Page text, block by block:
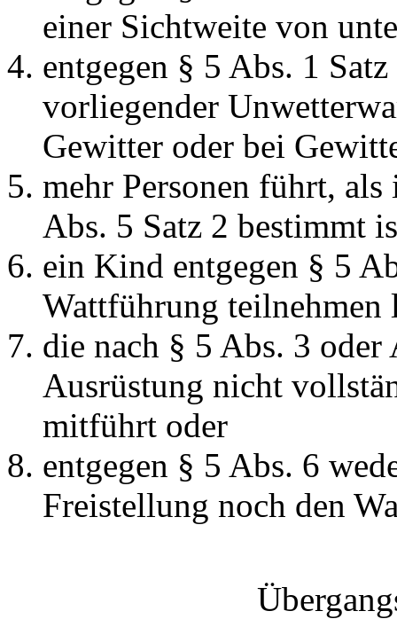
einer Sichtweite von
entgegen § 5 Abs. 1
vorliegender
Gewitter oder bei
mehr Personen führt,
Abs. 5 Satz 2 bestimmt
ein Kind entgegen § 5
Wattführung teilnehmen
die nach § 5 Abs. 3
Ausrüstung nicht
mitführt oder
entgegen § 5 Abs. 6
Freistellung noch den